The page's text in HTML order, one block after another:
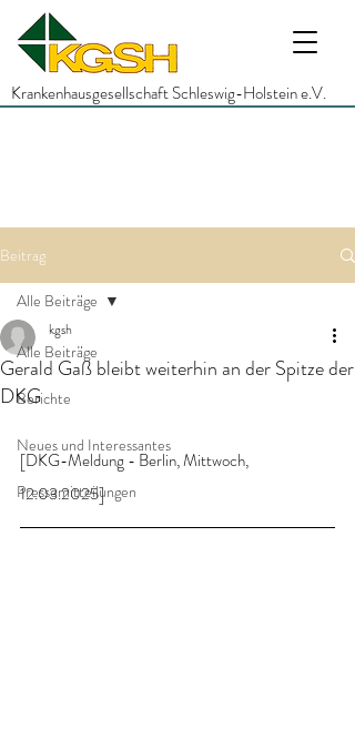
Krankenhausgesellschaft Schleswig-Holstein e.V.
Beitrag
Alle Beiträge
Berichte
Neues und Interessantes
Pressemitteilungen
Alle Beiträge
Gerald Gaß bleibt weiterhin an der Spitze der
DKG
kgsh
[DKG-Meldung - Berlin, Mittwoch,
12.03.2025]